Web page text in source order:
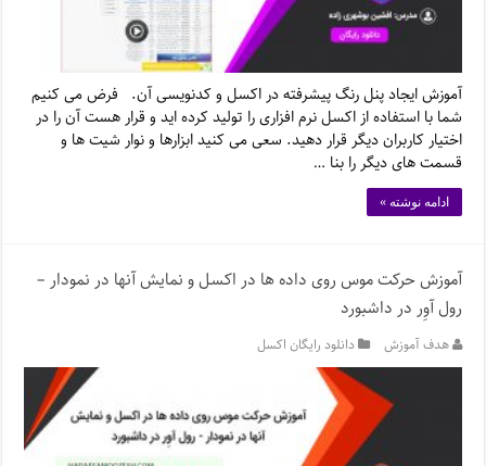
آموزش ایجاد پنل رنگ پیشرفته در اکسل و کدنویسی آن. فرض می کنیم
شما با استفاده از اکسل نرم افزاری را تولید کرده اید و قرار هست آن را در
اختیار کاربران دیگر قرار دهید. سعی می کنید ابزارها و نوار شیت ها و
قسمت های دیگر را بنا …
ادامه نوشته »
آموزش حرکت موس روی داده ها در اکسل و نمایش آنها در نمودار –
رول آوِر در داشبورد
هدف آموزش دانلود رایگان اکسل